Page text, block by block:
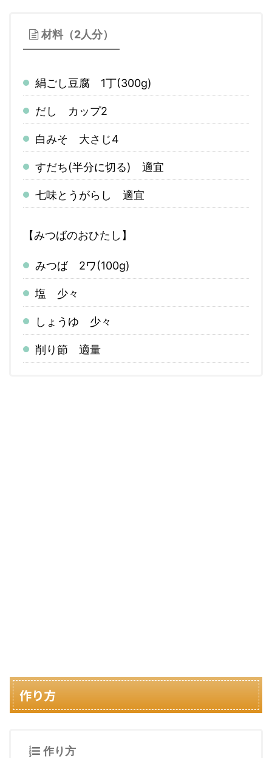
材料（2人分）
絹ごし豆腐 1丁(300g)
だし カップ2
白みそ 大さじ4
すだち(半分に切る) 適宜
七味とうがらし 適宜
【みつばのおひたし】
みつば 2ワ(100g)
塩 少々
しょうゆ 少々
削り節 適量
作り方
作り方